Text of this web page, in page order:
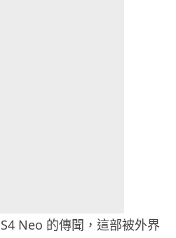
Neo 的傳聞，這部被外界